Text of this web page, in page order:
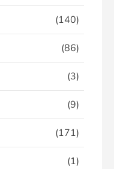
(140)
(86)
(3)
(9)
(171)
(1)